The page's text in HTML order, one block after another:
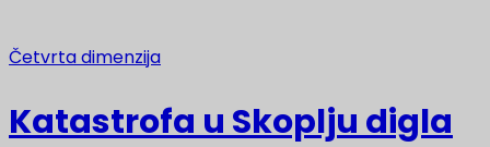
Četvrta dimenzija
Katastrofa u Skoplju digla